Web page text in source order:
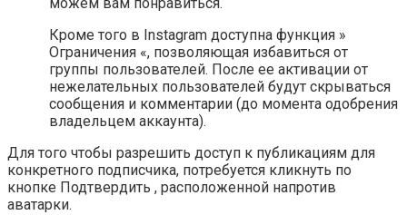
можем вам понравиться.
Кроме того в Instagram доступна функция »
Ограничения «, позволяющая избавиться от
группы пользователей. После ее активации от
нежелательных пользователей будут скрываться
сообщения и комментарии (до момента одобрения
владельцем аккаунта).
Для того чтобы разрешить доступ к публикациям для
конкретного подписчика, потребуется кликнуть по
кнопке Подтвердить , расположенной напротив
аватарки.